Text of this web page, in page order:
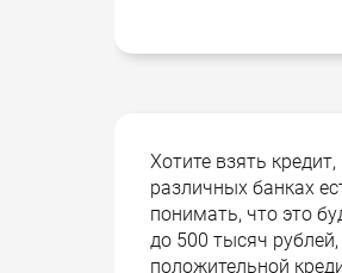
Хотите взять
различных банках
понимать, что это
до 500 тысяч
положительной